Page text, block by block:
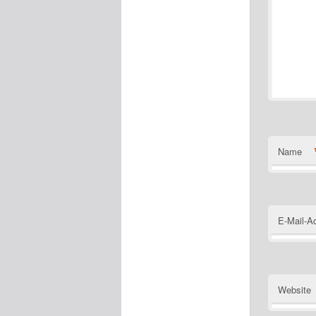
Name
E-Mail-
Website